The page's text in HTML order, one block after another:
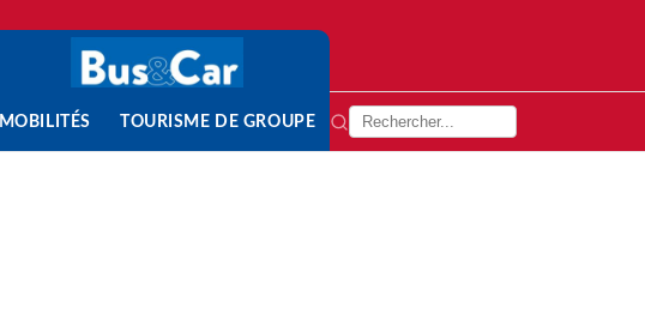
MOBILITÉS TOURISME DE GROUPE